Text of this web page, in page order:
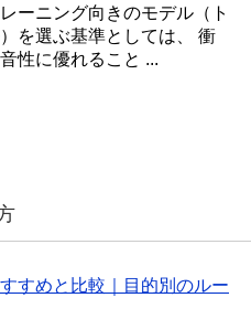
ーニング向きのモデル（ト
を選ぶ基準としては、 衝
性に優れること ...
すめと比較｜目的別のルー